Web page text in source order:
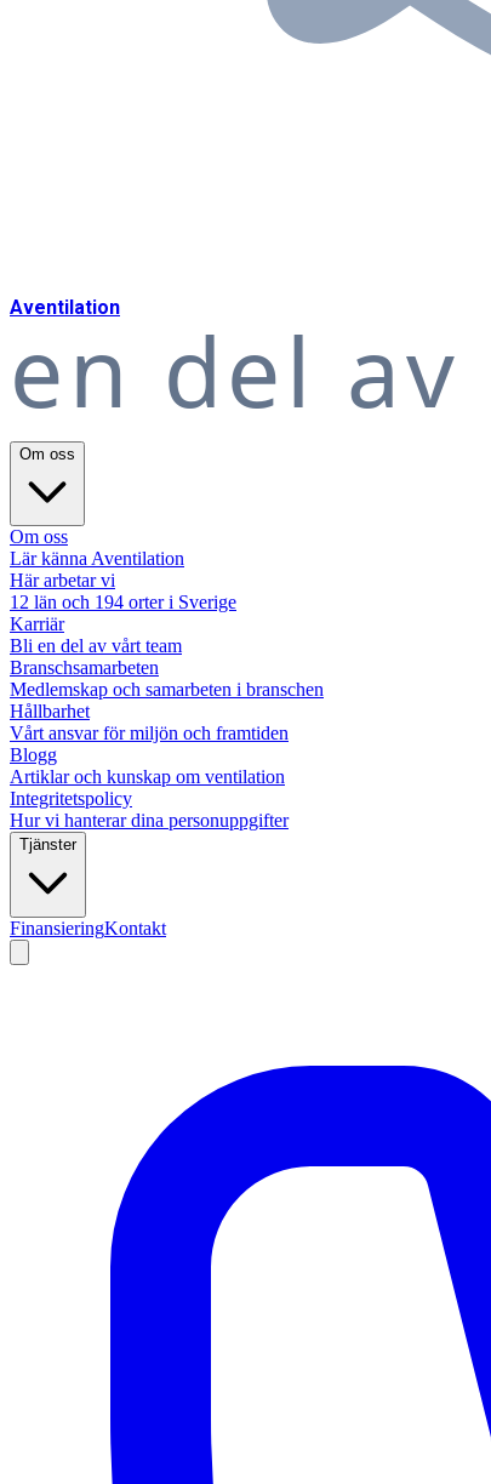
Aventilation
en del av
Om oss
Om oss
Lär känna Aventilation
Här arbetar vi
12 län och 194 orter i Sverige
Karriär
Bli en del av vårt team
Branschsamarbeten
Medlemskap och samarbeten i branschen
Hållbarhet
Vårt ansvar för miljön och framtiden
Blogg
Artiklar och kunskap om ventilation
Integritetspolicy
Hur vi hanterar dina personuppgifter
Tjänster
FinansieringKontakt